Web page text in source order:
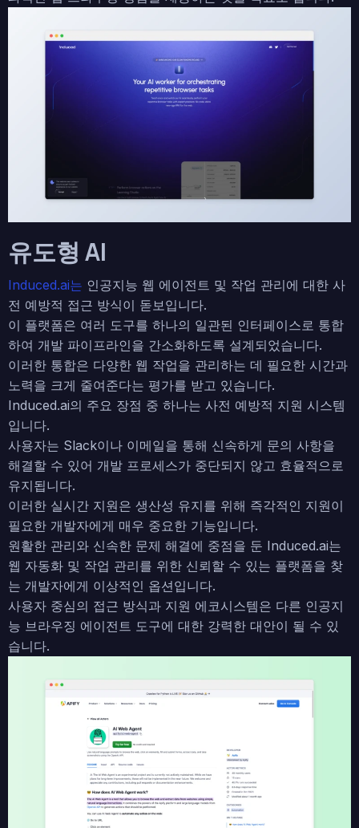
유도형 AI
Induced.ai는 인공지능 웹 에이전트 및 작업 관리에 대한 사
전 예방적 접근 방식이 돋보입니다.
이 플랫폼은 여러 도구를 하나의 일관된 인터페이스로 통합
하여 개발 파이프라인을 간소화하도록 설계되었습니다.
이러한 통합은 다양한 웹 작업을 관리하는 데 필요한 시간과
노력을 크게 줄여준다는 평가를 받고 있습니다.
Induced.ai의 주요 장점 중 하나는 사전 예방적 지원 시스템
입니다.
사용자는 Slack이나 이메일을 통해 신속하게 문의 사항을
해결할 수 있어 개발 프로세스가 중단되지 않고 효율적으로
유지됩니다.
이러한 실시간 지원은 생산성 유지를 위해 즉각적인 지원이
필요한 개발자에게 매우 중요한 기능입니다.
원활한 관리와 신속한 문제 해결에 중점을 둔 Induced.ai는
웹 자동화 및 작업 관리를 위한 신뢰할 수 있는 플랫폼을 찾
는 개발자에게 이상적인 옵션입니다.
사용자 중심의 접근 방식과 지원 에코시스템은 다른 인공지
능 브라우징 에이전트 도구에 대한 강력한 대안이 될 수 있
습니다.